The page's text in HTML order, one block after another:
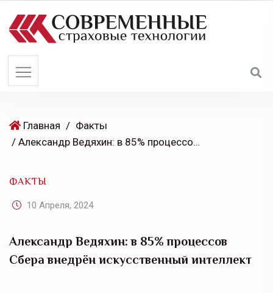
Главная / Факты
/ Александр Ведяхин: в 85% процессов Сбера внедрён искусственный интеллект
ФАКТЫ
10 Апреля, 2024
Александр Ведяхин: в 85% процессов
Сбера внедрён искусственный интеллект